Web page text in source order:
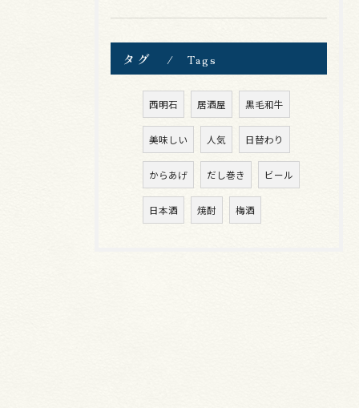
タグ Tags
西明石 居酒屋 黒毛和牛
美味しい 人気 日替わり
からあげ だし巻き ビール
日本酒 焼酎 梅酒